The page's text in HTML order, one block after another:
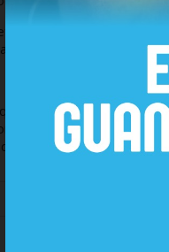
Ramal a Zozocolco,
estas acciones
de la Guardia